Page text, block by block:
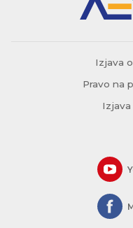
Izjava
Pravo na